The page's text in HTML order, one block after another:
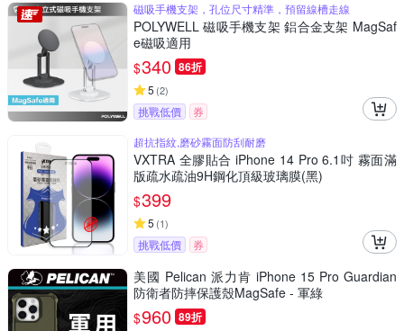
磁吸手機支架，孔位尺寸精準，預留線槽走線
POLYWELL 磁吸手機支架 鋁合金支架 MagSaf
e磁吸適用
$340 86折
5 (2)
挑戰低價
券
超抗指紋,磨砂霧面防刮耐磨
VXTRA 全膠貼合 iPhone 14 Pro 6.1吋 霧面滿
版疏水疏油9H鋼化頂級玻璃膜(黑)
$399
5 (1)
挑戰低價 券
美國 Pelican 派力肯 iPhone 15 Pro Guardian
防衛者防摔保護殼MagSafe - 軍綠
$960 89折